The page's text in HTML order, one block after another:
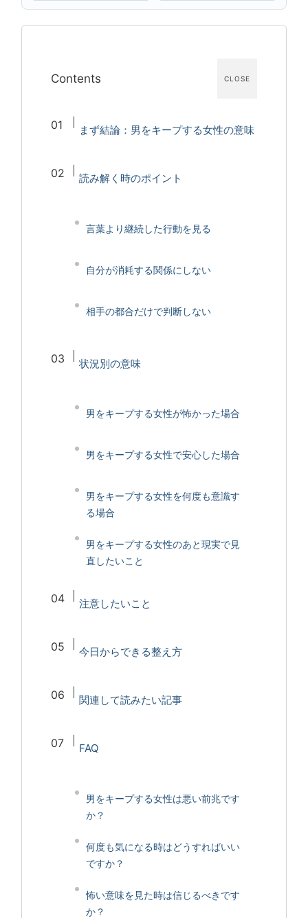
CLOSE
Contents
まず結論：男をキープする女性の意味
読み解く時のポイント
言葉より継続した行動を見る
自分が消耗する関係にしない
相手の都合だけで判断しない
状況別の意味
男をキープする女性が怖かった場合
男をキープする女性で安心した場合
男をキープする女性を何度も意識す
る場合
男をキープする女性のあと現実で見
直したいこと
注意したいこと
今日からできる整え方
関連して読みたい記事
FAQ
男をキープする女性は悪い前兆です
か？
何度も気になる時はどうすればいい
ですか？
怖い意味を見た時は信じるべきです
か？